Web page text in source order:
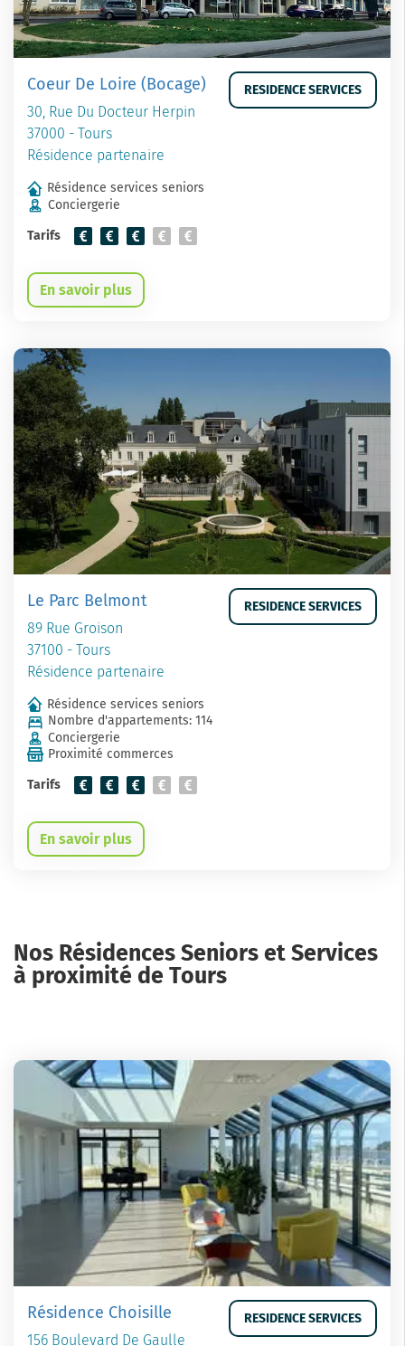
Coeur De Loire (Bocage)
30, Rue Du Docteur Herpin
37000 - Tours
Résidence partenaire
RESIDENCE SERVICES
Résidence services seniors
Conciergerie
Tarifs
En savoir plus
Le Parc Belmont
89 Rue Groison
37100 - Tours
Résidence partenaire
RESIDENCE SERVICES
Résidence services seniors
Nombre d'appartements: 114
Conciergerie
Proximité commerces
Tarifs
En savoir plus
Nos Résidences Seniors et Services
à proximité de Tours
Résidence Choisille
156 Boulevard De Gaulle
RESIDENCE SERVICES